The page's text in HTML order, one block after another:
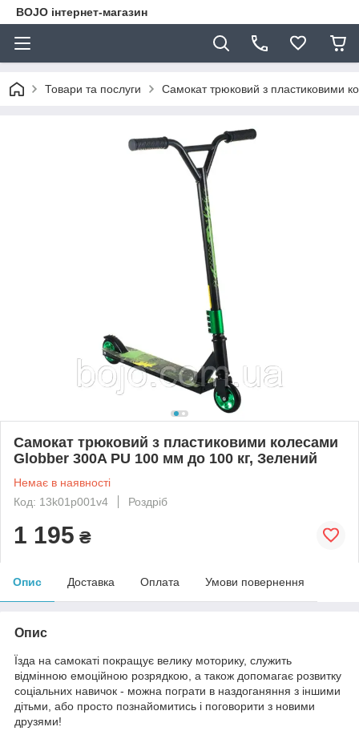
BOJO інтернет-магазин
Товари та послуги Самокат трюковий з пластиковими
Самокат трюковий з пластиковими колесами
Globber 300A PU 100 мм до 100 кг, Зелений
Немає в наявності
Код: 13k01p001v4
Роздріб
1 195 ₴
Опис Доставка Оплата Умови повернення
Опис
Їзда на самокаті покращує велику моторику, служить
відмінною емоційною розрядкою, а також допомагає розвитку
соціальних навичок - можна пограти в наздоганяння з іншими
дітьми, або просто познайомитись і поговорити з новими
друзями!